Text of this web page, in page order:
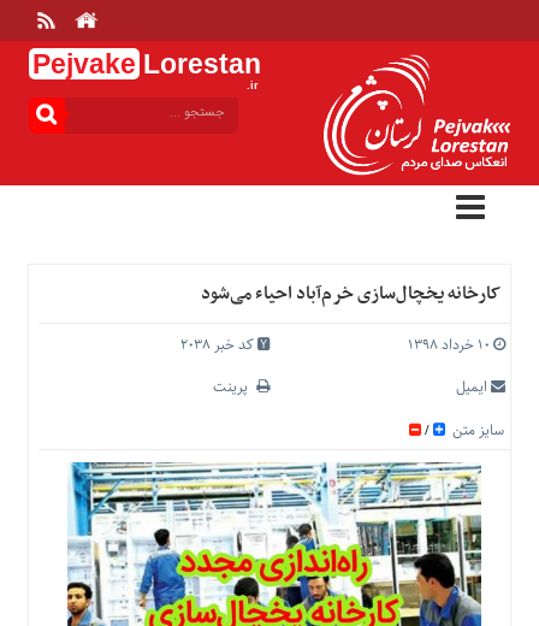
Pejvake Lorestan
.ir
بالا
خانه
ارتباط
درباره
تعرفه
اصلی
عمومی
اجتماعی
سیاسی
اقتصادی
کارخانه یخچال‌سازی خرم‌آباد احیاء می‌شود
۱۰ خرداد ۱۳۹۸
کد خبر 2038
ایمیل
پرینت
سایز متن
/